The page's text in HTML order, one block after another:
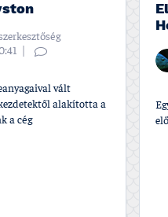
vált
alakí­totta a
a cég